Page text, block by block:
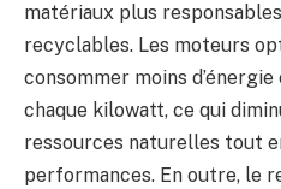
matériaux plus
recyclables. Les moteurs
consommer moins
chaque kilowatt, ce qui
ressources naturelles tout
performances. En outre, le